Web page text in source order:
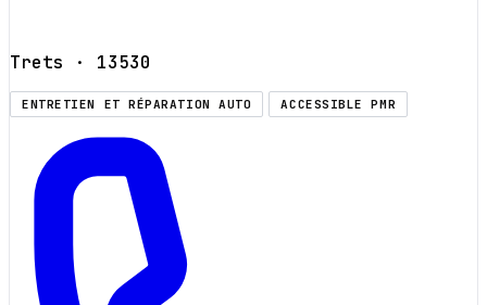
Trets · 13530
ENTRETIEN ET RÉPARATION AUTO ACCESSIBLE PMR